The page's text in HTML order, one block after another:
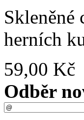
herních
59,00 Kč
Odběr